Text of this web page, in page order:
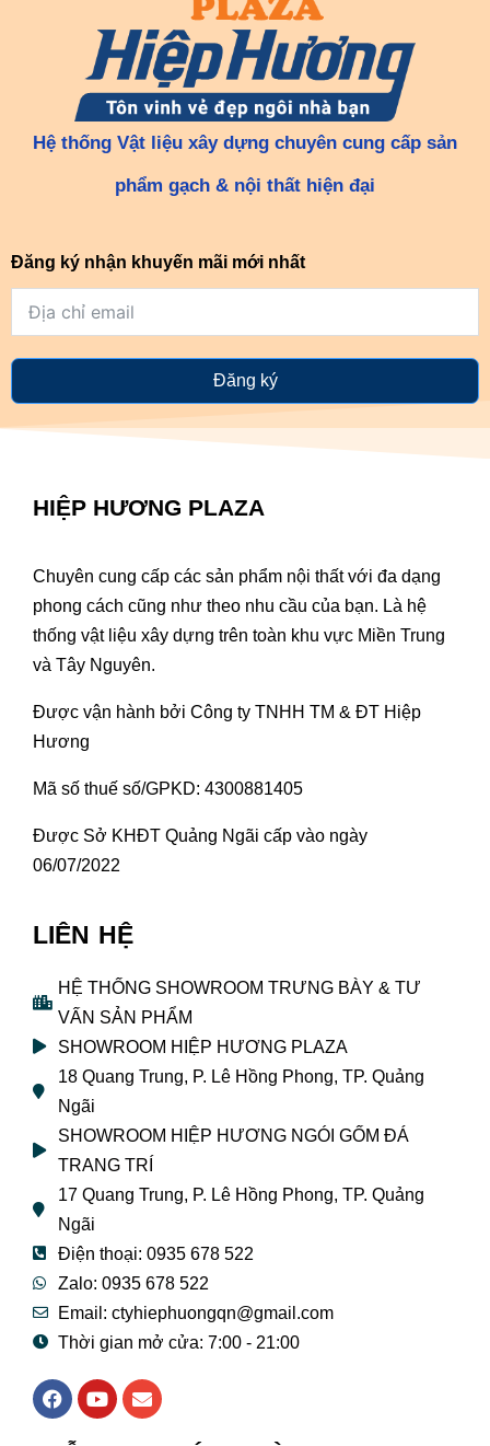
Hệ thống Vật liệu xây dựng chuyên cung cấp sản
phẩm gạch & nội thất hiện đại
Đăng ký nhận khuyến mãi mới nhất
Đăng ký
HIỆP HƯƠNG PLAZA
Chuyên cung cấp các sản phẩm nội thất với đa dạng
phong cách cũng như theo nhu cầu của bạn. Là hệ
thống vật liệu xây dựng trên toàn khu vực Miền Trung
và Tây Nguyên.
Được vận hành bởi Công ty TNHH TM & ĐT Hiệp
Hương
Mã số thuế số/GPKD: 4300881405
Được Sở KHĐT Quảng Ngãi cấp vào ngày
06/07/2022
LIÊN HỆ
HỆ THỐNG SHOWROOM TRƯNG BÀY & TƯ
VẤN SẢN PHẨM
SHOWROOM HIỆP HƯƠNG PLAZA
18 Quang Trung, P. Lê Hồng Phong, TP. Quảng
Ngãi
SHOWROOM HIỆP HƯƠNG NGÓI GỐM ĐÁ
TRANG TRÍ
17 Quang Trung, P. Lê Hồng Phong, TP. Quảng
Ngãi
Điện thoại: 0935 678 522
Zalo: 0935 678 522
Email: ctyhiephuongqn@gmail.com
Thời gian mở cửa: 7:00 - 21:00
F
a
Y
o
E
n